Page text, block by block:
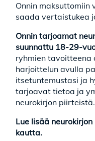
Onnin maksuttomiin
saada vertaistukea
Onnin tarjoamat
suunnattu 18-29-
ryhmien tavoitteena
harjoittelun avulla
itsetuntemustasi ja
tarjoavat tietoa ja
neurokirjon piirteistä.
Lue lisää
kautta.